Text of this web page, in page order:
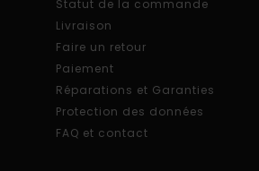
Statut de la commande
Livraison
Faire un retour
Paiement
Réparations et Garanties
Protection des données
FAQ et contact